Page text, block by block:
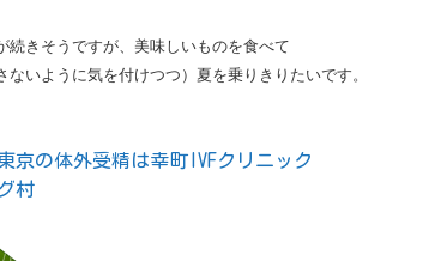
続きそうですが、美味しいものを食べて
ないように気を付けつつ）夏を乗りきりたいです。
京の体外受精は幸町IVFクリニック
村